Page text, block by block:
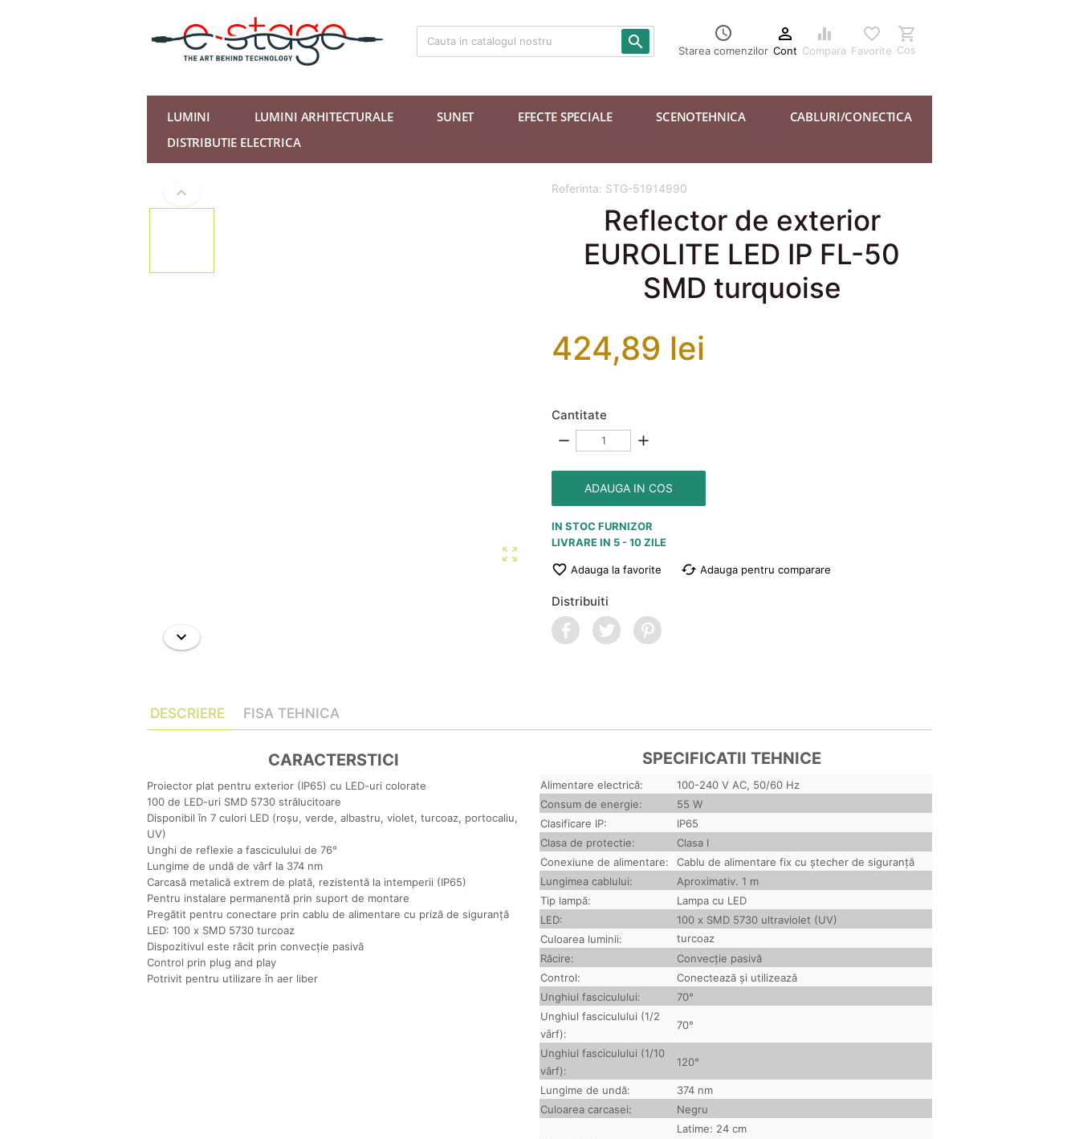
 
Starea comenzilor

Cont

Compara

Favorite

Cos
LUMINI LUMINI ARHITECTURALE SUNET EFECTE SPECIALE SCENOTEHNICA
CABLURI/CONECTICA
DISTRIBUTIE ELECTRICA

Referinta: STG-51914990
Reflector de exterior
EUROLITE LED IP FL-50
SMD turquoise
424,89 lei
Cantitate
remove add
ADAUGA IN COS
IN STOC FURNIZOR
LIVRARE IN 5 - 10 ZILE
 Adauga la favorite cached Adauga pentru comparare
Distribuiti
DESCRIERE FISA TEHNICA
CARACTERSTICI
Proiector plat pentru exterior (IP65) cu LED-uri colorate
100 de LED-uri SMD 5730 strălucitoare
Disponibil în 7 culori LED (roșu, verde, albastru, violet, turcoaz, portocaliu,
UV)
Unghi de reflexie a fasciculului de 76°
Lungime de undă de vârf la 374 nm
Carcasă metalică extrem de plată, rezistentă la intemperii (IP65)
Pentru instalare permanentă prin suport de montare
Pregătit pentru conectare prin cablu de alimentare cu priză de siguranță
LED: 100 x SMD 5730 turcoaz
Dispozitivul este răcit prin convecție pasivă
Control prin plug and play
Potrivit pentru utilizare în aer liber
SPECIFICATII TEHNICE
Alimentare electrică:
100-240 V AC, 50/60 Hz
Consum de energie:
55 W
Clasificare IP:
IP65
Clasa de protectie:
Clasa I
Conexiune de alimentare:
Cablu de alimentare fix cu ștecher de siguranță
Lungimea cablului:
Aproximativ. 1 m
Tip lampă:
Lampa cu LED
LED:
100 x SMD 5730 ultraviolet (UV)
Culoarea luminii:
turcoaz
Răcire:
Convecție pasivă
Control:
Conectează și utilizează
Unghiul fasciculului:
70°
Unghiul fasciculului (1/2
vârf):
70°
Unghiul fasciculului (1/10
vârf):
120°
Lungime de undă:
374 nm
Culoarea carcasei:
Negru
Latime: 24 cm